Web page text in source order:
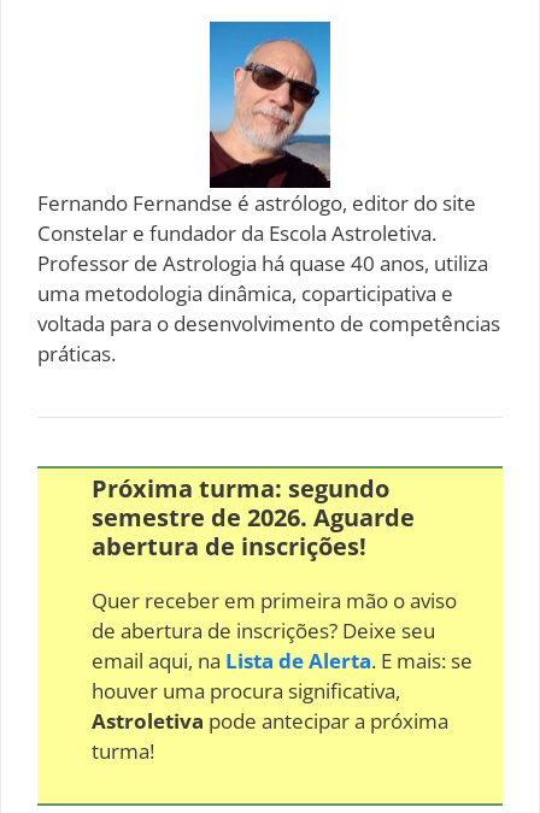
Fernando Fernandse é astrólogo, editor do site
Constelar e fundador da Escola Astroletiva.
Professor de Astrologia há quase 40 anos, utiliza
uma metodologia dinâmica, coparticipativa e
voltada para o desenvolvimento de competências
práticas.
Próxima turma: segundo
semestre de 2026. Aguarde
abertura de inscrições!
Quer receber em primeira mão o aviso
de abertura de inscrições? Deixe seu
email aqui, na Lista de Alerta. E mais: se
houver uma procura significativa,
Astroletiva pode antecipar a próxima
turma!